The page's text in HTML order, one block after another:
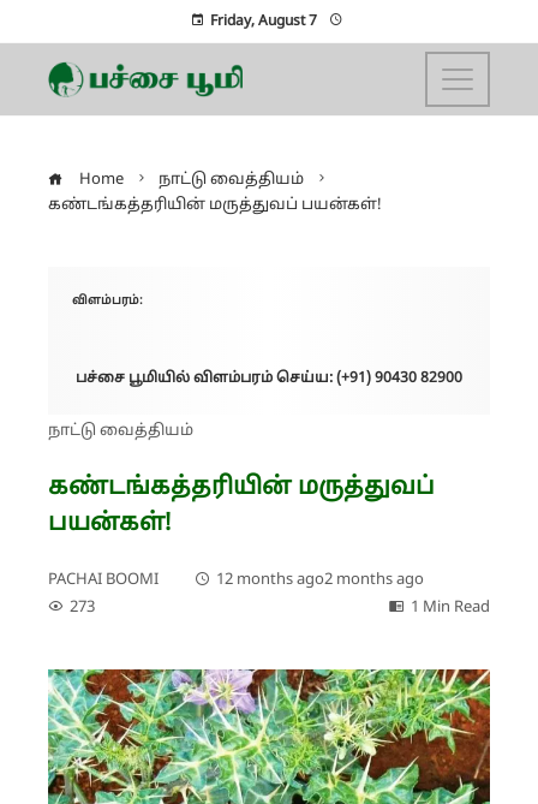
Friday, August 7
Home
நாட்டு வைத்தியம்
கண்டங்கத்தரியின் மருத்துவப் பயன்கள்!
விளம்பரம்:
பச்சை பூமியில் விளம்பரம் செய்ய: (+91) 90430 82900
நாட்டு வைத்தியம்
கண்டங்கத்தரியின் மருத்துவப்
பயன்கள்!
PACHAI BOOMI 12 months ago2 months ago
273
1 Min Read